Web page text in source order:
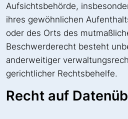
Aufsichtsbehörde,
ihres gewöhnlichen
oder des Orts des
Beschwerderecht besteht
anderweitiger
gerichtlicher Rechtsbehelfe.
Recht auf